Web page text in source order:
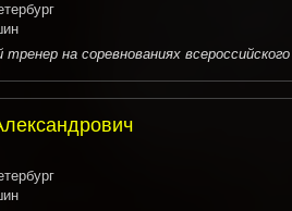
на соревнованиях